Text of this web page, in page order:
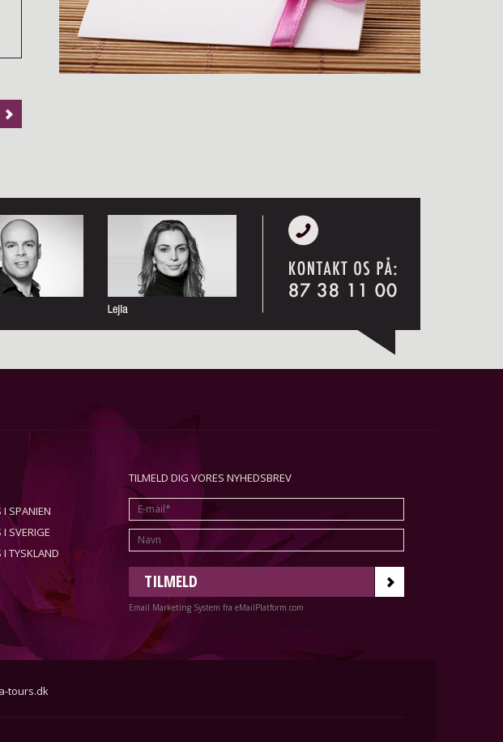
I SPANIEN
I SVERIGE
I TYSKLAND
TILMELD DIG VORES NYHEDSBREV
TILMELD
Email Marketing System fra eMailPlatform.com
tours.dk